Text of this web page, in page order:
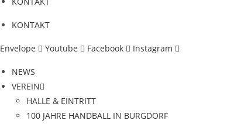
KONTAKT
Envelope Youtube Facebook Instagram
NEWS
VEREIN
HALLE & EINTRITT
100 JAHRE HANDBALL IN BURGDORF